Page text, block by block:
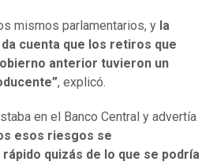
mismos parlamentarios, y la
cuenta que los retiros que
anterior tuvieron un
, explicó.
en el Banco Central y advertía
esos riesgos se
quizás de lo que se podría